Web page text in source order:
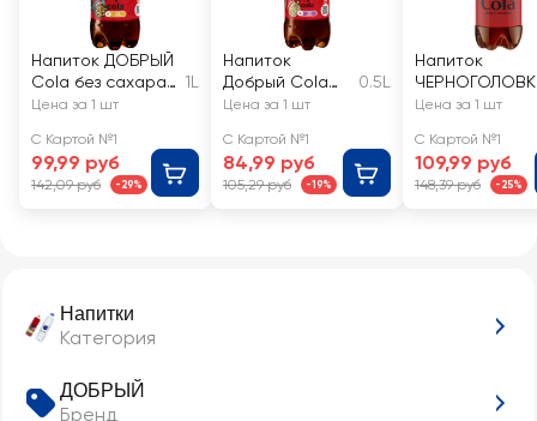
Напитки
Категория
ДОБРЫЙ
Бренд
Напиток ДОБРЫЙ
Cola без сахара
сильногазирован
1L
Цена за 1 шт
С Картой №1
99,99 руб
142,09 руб -29%
Напиток
Добрый Cola
без сахара
нный
0.5L
Цена за 1 шт
С Картой №1
84,99 руб
105,29 руб -19%
Напиток
Кола без
нный
Цена за 1 шт
С Картой №1
109,99 руб
148,39 руб -25%